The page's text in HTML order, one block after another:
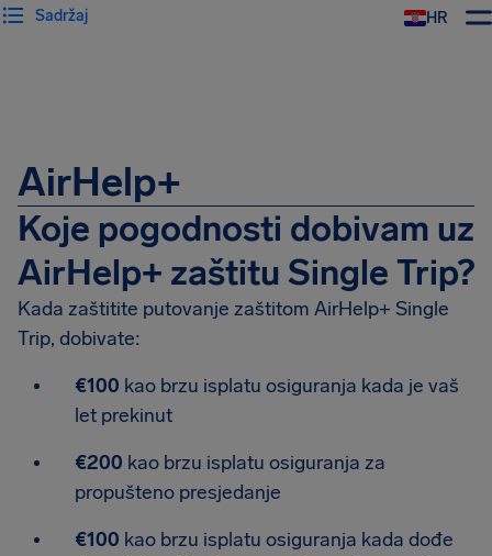
HR
Sadržaj
AirHelp+
Koje pogodnosti dobivam uz
AirHelp+ zaštitu Single Trip?
Kada zaštitite putovanje zaštitom AirHelp+ Single
Trip, dobivate:
€100 kao brzu isplatu osiguranja kada je vaš
let prekinut
€200 kao brzu isplatu osiguranja za
propušteno presjedanje
€100 kao brzu isplatu osiguranja kada dođe